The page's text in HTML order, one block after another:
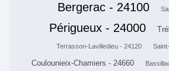
Bergerac - 24100
Périgueux - 24000
Terrasson-Lavilledieu - 24120
Coulounieix-Chamiers - 24660